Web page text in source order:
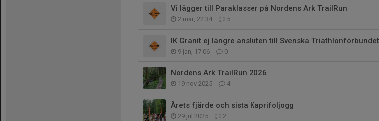
Vi lägger till Paraklasser på Nordens Ark TrailRun
2 mar, 22:34 5
IK Granit ej längre ansluten till Svenska Triathlonförbundet
9 jan, 17:06 0
Nordens Ark TrailRun 2026
19 nov 2025 4
Årets fjärde och sista Kaprifoljogg
29 jul 2025 2